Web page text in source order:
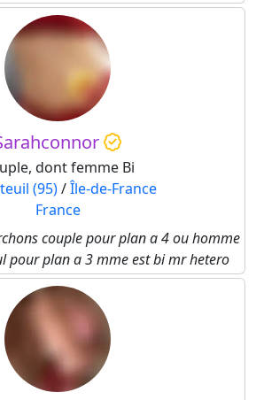
dont femme Bi
(95)/Île-de-France
France
couple pour plan a 4 ou homme
pour plan a 3 mme est bi mr hetero